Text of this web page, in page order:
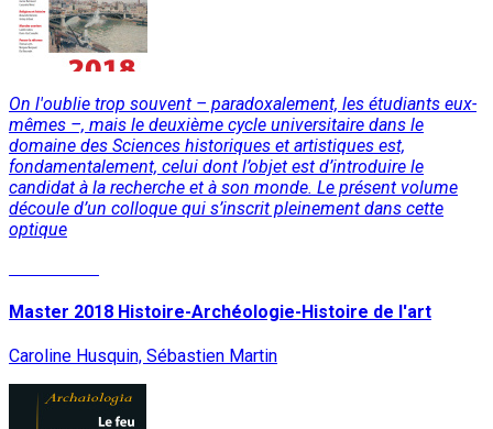
On l'oublie trop souvent – paradoxalement, les étudiants eux-
mêmes –, mais le deuxième cycle universitaire dans le
domaine des Sciences historiques et artistiques est,
fondamentalement, celui dont l’objet est d’introduire le
candidat à la recherche et à son monde. Le présent volume
découle d’un colloque qui s’inscrit pleinement dans cette
optique
Master 2018 Histoire-Archéologie-Histoire de l'art
Caroline Husquin, Sébastien Martin